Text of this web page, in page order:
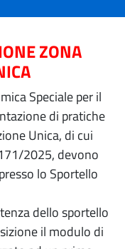
ZONA
Speciale per il
di pratiche
Unica, di cui
2025, devono
lo Sportello
dello sportello
il modulo di